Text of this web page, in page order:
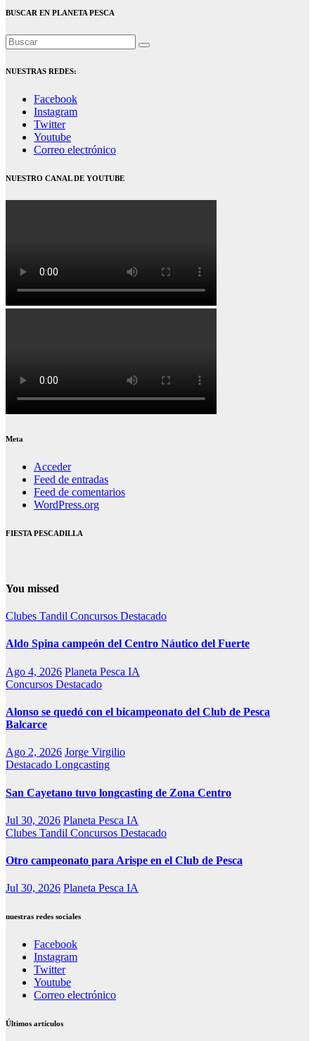
BUSCAR EN PLANETA PESCA
NUESTRAS REDES:
Facebook
Instagram
Twitter
Youtube
Correo electrónico
NUESTRO CANAL DE YOUTUBE
Meta
Acceder
Feed de entradas
Feed de comentarios
WordPress.org
FIESTA PESCADILLA
You missed
Clubes Tandil Concursos Destacado
Aldo Spina campeón del Centro Náutico del Fuerte
Ago 4, 2026 Planeta Pesca IA
Concursos Destacado
Alonso se quedó con el bicampeonato del Club de Pesca
Balcarce
Ago 2, 2026 Jorge Virgilio
Destacado Longcasting
San Cayetano tuvo longcasting de Zona Centro
Jul 30, 2026 Planeta Pesca IA
Clubes Tandil Concursos Destacado
Otro campeonato para Arispe en el Club de Pesca
Jul 30, 2026 Planeta Pesca IA
nuestras redes sociales
Facebook
Instagram
Twitter
Youtube
Correo electrónico
Últimos artículos